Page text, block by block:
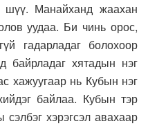
Манайханд жаахан
уудаа. Би чинь орос,
гадарладаг болохоор
хятадын нэг
хажуугаар нь Кубын нэг
байлаа. Кубын тэр
хэрэгсэл авахаар